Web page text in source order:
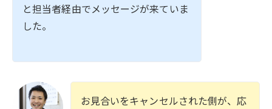
と担当者経由でメッセージが来ていま
した。
お見合いをキャンセルされた側が、応